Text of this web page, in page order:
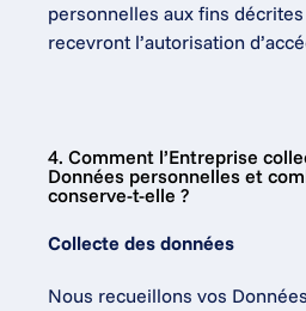
personnelles aux fins
recevront l’autorisation
4. Comment l’Entreprise
Données personnelles et
conserve-t-elle ?
Collecte des données
Nous recueillons vos